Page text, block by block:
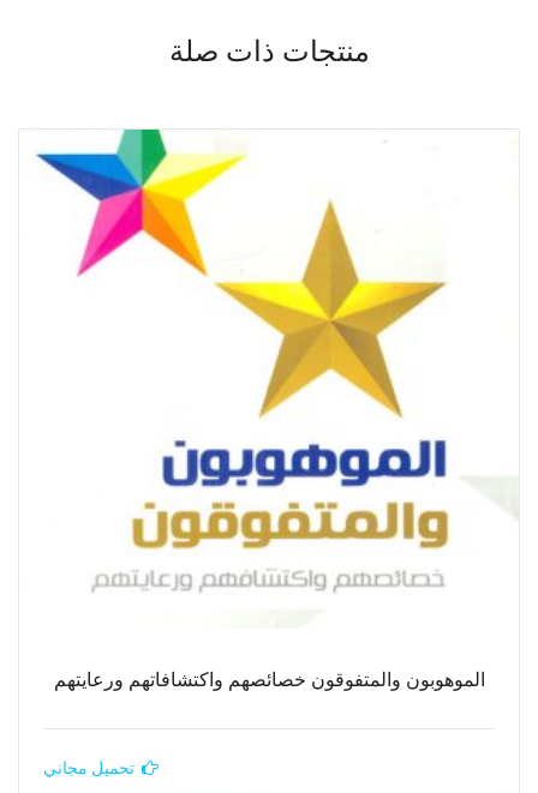
منتجات ذات صلة
الموهوبون والمتفوقون خصائصهم واكتشافاتهم ورعايتهم
تحميل مجاني